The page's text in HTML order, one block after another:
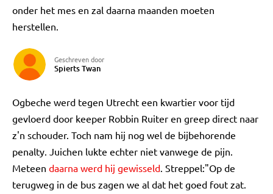
onder het mes en zal daarna maanden moeten
herstellen.
Geschreven door
Spierts Twan
Ogbeche werd tegen Utrecht een kwartier voor tijd
gevloerd door keeper Robbin Ruiter en greep direct naar
z'n schouder. Toch nam hij nog wel de bijbehorende
penalty. Juichen lukte echter niet vanwege de pijn.
Meteen daarna werd hij gewisseld. Streppel:"Op de
terugweg in de bus zagen we al dat het goed fout zat.